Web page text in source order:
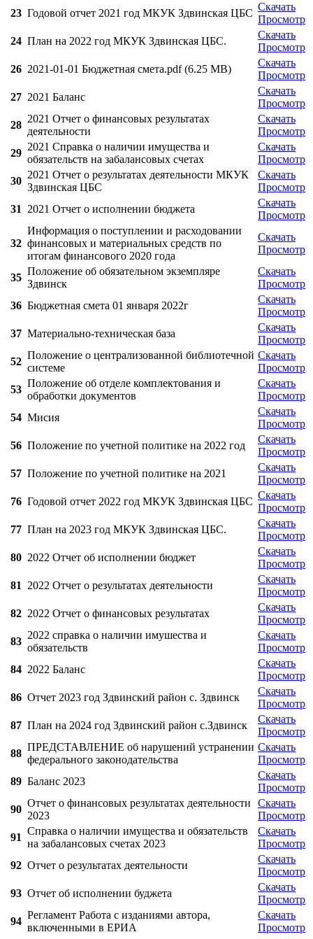
23 Годовой отчет 2021 год МКУК Здвинская ЦБС
Скачать
Просмотр
24 План на 2022 год МКУК Здвинская ЦБС.
Скачать
Просмотр
26 2021-01-01 Бюджетная смета.pdf (6.25 MB)
Скачать
Просмотр
27 2021 Баланс
Скачать
Просмотр
28
2021 Отчет о финансовых результатах
деятельности
Скачать
Просмотр
29
2021 Справка о наличии имущества и
обязательств на забалансовых счетах
Скачать
Просмотр
30
2021 Отчет о результатах деятельности МКУК
Здвинская ЦБС
Скачать
Просмотр
31
2021 Отчет о исполнении бюджета
Скачать
Просмотр
32
Информация о поступлении и расходовании
финансовых и материальных средств по
итогам финансового 2020 года
Скачать
Просмотр
35
Положение об обязательном экземпляре
Здвинск
Скачать
Просмотр
36 Бюджетная смета 01 января 2022г
Скачать
Просмотр
37 Материально-техническая база
Скачать
Просмотр
52
Положение о централизованной библиотечной
системе
Скачать
Просмотр
53
Положение об отделе комплектования и
обработки документов
Скачать
Просмотр
54 Мисия
Скачать
Просмотр
56 Положение по учетной политике на 2022 год
Скачать
Просмотр
57 Положение по учетной политике на 2021
Скачать
Просмотр
76 Годовой отчет 2022 год МКУК Здвинская ЦБС
Скачать
Просмотр
77 План на 2023 год МКУК Здвинская ЦБС.
Скачать
Просмотр
80 2022 Отчет об исполнении бюджет
Скачать
Просмотр
81
2022 Отчет о результатах деятельности
Скачать
Просмотр
82 2022 Отчет о финансовых результатах
Скачать
Просмотр
83
2022 справка о наличии имушества и
обязательств
Скачать
Просмотр
84 2022 Баланс
Скачать
Просмотр
86 Отчет 2023 год Здвинский район с. Здвинск
Скачать
Просмотр
87 План на 2024 год Здвинский район с.Здвинск
Скачать
Просмотр
88
ПРЕДСТАВЛЕНИЕ об нарушений устранении
федерального законодательства
Скачать
Просмотр
89 Баланс 2023
Скачать
Просмотр
90
Отчет о финансовых результатах деятельности
2023
Скачать
Просмотр
91
Справка о наличии имущества и обязательств
на забалансовых счетах 2023
Скачать
Просмотр
92 Отчет о результатах деятельности
Скачать
Просмотр
93 Отчет об исполнении буджета
Скачать
Просмотр
94
Регламент Работа с изданиями автора,
включенными в ЕРИА
Скачать
Просмотр